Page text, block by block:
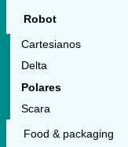
Robot
Cartesianos
Delta
Polares
Scara
Food & packaging